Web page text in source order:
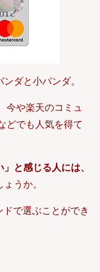
ダと小パンダ。
今や楽天のコミュ
どでも人気を得て
と感じる人には、
うか。
で選ぶことができ